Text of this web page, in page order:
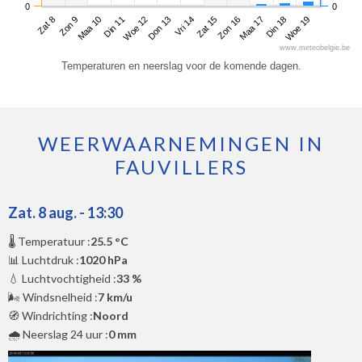
Zat 8Zon 9Maa 10Din 11Woe 12Don 13Vri 14Zat 15Zon 16Maa 17Din 18Woe 19
0 0
www.meteobelgie.be
Temperaturen en neerslag voor de komende dagen.
WEERWAARNEMINGEN IN
FAUVILLERS
Zat. 8 aug. - 13:30
🌡️ Temperatuur :25.5 °C
📊 Luchtdruk :1020 hPa
💧 Luchtvochtigheid :33 %
🌬️ Windsnelheid :7 km/u
🧭 Windrichting :Noord
🌧️ Neerslag 24 uur :0 mm